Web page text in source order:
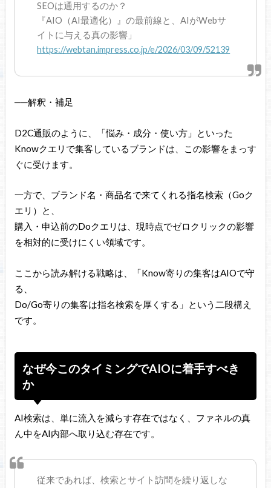
SEOは通用するのか？
『AIO（AI最適化）』の最前線と、AIがWebサ
イトに与える真の影響」
https://webtan.impress.co.jp/e/2026/03/09/52139
──解釈・補足
D2C通販のように、「悩み・成分・使い方」といった
Knowクエリで集客しているブランドは、この影響をまっす
ぐに受けます。
一方で、ブランド名・商品名で来てくれる指名検索（Goク
エリ）と、
購入・申込前のDoクエリは、現時点でゼロクリックの影響
を相対的に受けにくい領域です。
ここから読み解ける戦略は、「Know寄りの集客はAIOで守
る、
Do/Go寄りの集客は指名検索を厚くする」という二段構え
です。
なぜ今このタイミングでAIOに着手すべき
か
AI検索は、単に流入を減らす存在ではなく、ファネルの真
ん中をAI内部へ取り込む存在です。
従来であれば、検索とサイト訪問を繰り返しな